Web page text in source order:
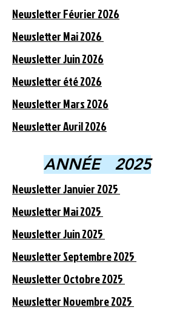
Newsletter Février 2026
Newsletter Mai 2026
Newsletter Juin 2026
Newsletter été 2026
Newsletter Mars 2026
Newsletter Avril 2026
ANNÉE 2025
Newsletter Janvier 2025
Newsletter Mai 2025
Newsletter Juin 2025
Newsletter Septembre 2025
Newsletter Octobre 2025
Newsletter Novembre 2025